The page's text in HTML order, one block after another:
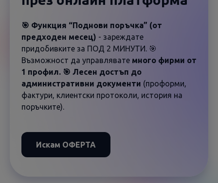
🎯 Функция “Поднови поръчка” (от
предходен месец) - зареждате
придобивките за ПОД 2 МИНУТИ. 🎯
Възможност да управлявате много фирми от
1 профил. 🎯 Лесен достъп до
административни документи (проформи,
фактури, клиентски протоколи, история на
поръчките).
Искам ОФЕРТА